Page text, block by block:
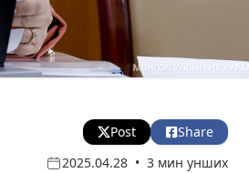
Post
Share
2025.04.28 • 3 мин унших